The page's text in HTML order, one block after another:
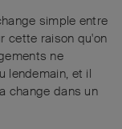
simple entre
cette raison qu'on
ne
lendemain, et il
change dans un